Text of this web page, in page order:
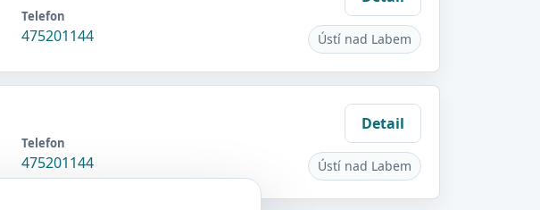
Telefon
475201144 Ústí nad Labem
Telefon
475201144
Detail
Ústí nad Labem